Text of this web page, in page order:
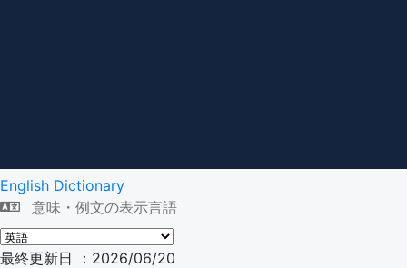
English Dictionary
意味・例文の表示言語
最終更新日 ：2026/06/20